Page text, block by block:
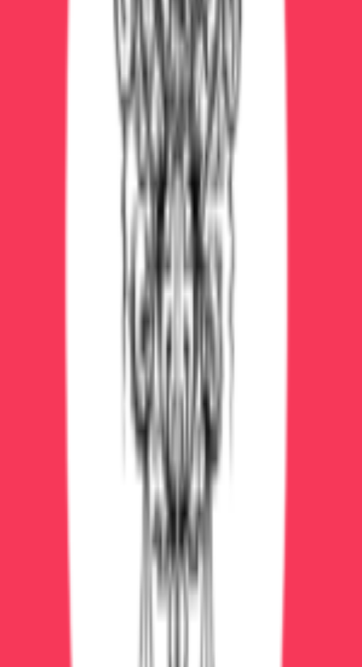
— от 7000₽ в сутки
Отрыв от семьи и работы — нужно брать
— некоторые люди боятся больниц
Когда необходим стационар
Запой более 7 дней
Тяжелые заболевания (цирроз, панкреатит,
сердечная недостаточность)
Судороги, делирий, психозы
Предыдущие попытки лечения дома не помогли
Нет поддержки дома (живет один, пьющее
Наркомания (особенно опиаты, синтетика)
Что входит в лечение в стационаре
Детоксикация (капельницы, медикаменты)
Обследования (анализы, ЭКГ, УЗИ)
Консультации специалистов (терапевт, психиатр,
Психотерапия (индивидуальная, групповая)
Питание, проживание
От 7000₽ в сутки (обычная палата) до 20000₽ в сутки
(VIP-палата). Средний курс 7-14 дней = 50000-200000₽.
Сравнительная таблица
Стационар
От 3500₽
Высокая